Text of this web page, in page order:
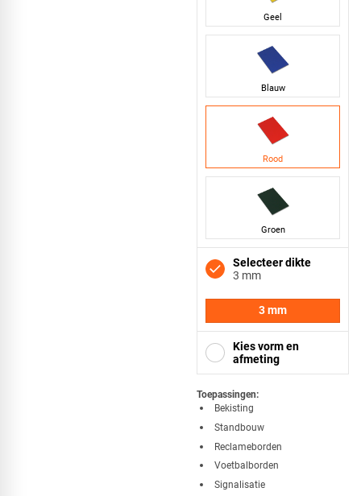
Geel
Blauw
Rood
Groen
Selecteer dikte
3 mm
3 mm
Kies vorm en
afmeting
Vierkant
Toepassingen:
Bekisting
Standbouw
Reclameborden
Voetbalborden
Signalisatie